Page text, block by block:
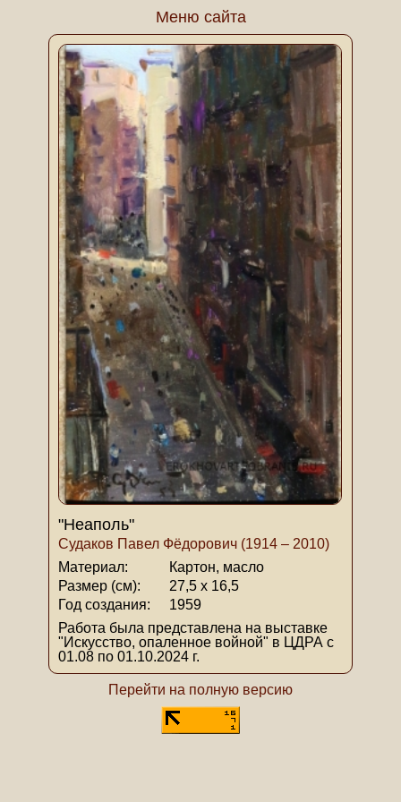
Меню сайта
"Неаполь"
Судаков Павел Фёдорович (1914 – 2010)
Материал:
Картон, масло
Размер (см):
27,5 х 16,5
Год создания:
1959
Работа была представлена на выставке
"Искусство, опаленное войной" в ЦДРА с
01.08 по 01.10.2024 г.
Перейти на полную версию